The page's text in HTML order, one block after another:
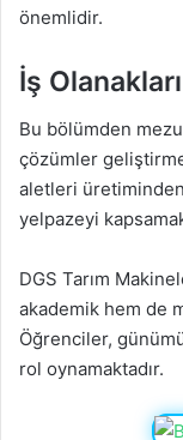
önemlidir.
İş Olanakları
Bu bölümden
çözümler geliştirme
aletleri
yelpazeyi
DGS Tarım
akademik hem de
Öğrenciler,
rol oynamaktadır.